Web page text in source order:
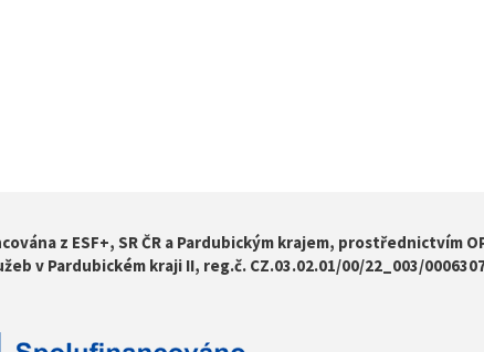
z ESF+, SR ČR a Pardubickým krajem, prostřednictvím
v Pardubickém kraji II, reg.č. CZ.03.02.01/00/22_003/